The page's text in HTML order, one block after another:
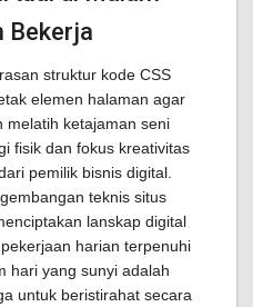
Bekerja
struktur kode CSS
elemen halaman agar
melatih ketajaman seni
fisik dan fokus kreativitas
pemilik bisnis digital.
teknis situs
lanskap digital
harian terpenuhi
hari yang sunyi adalah
untuk beristirahat secara